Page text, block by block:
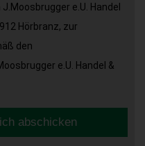
e.U. Handel
Hörbranz, zur
den
e.U. Handel &
abschicken